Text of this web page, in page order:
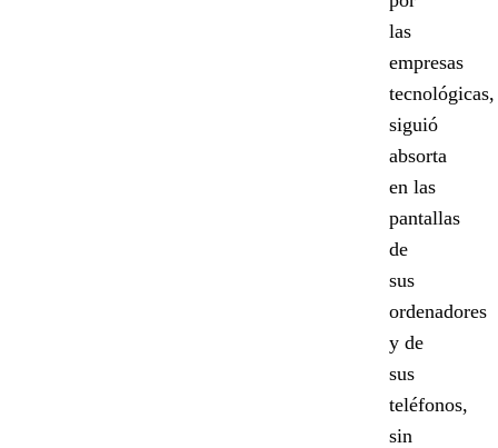
las
empresas
tecnológicas,
siguió
absorta
en las
pantallas
de
sus
ordenadores
y de
sus
teléfonos,
sin